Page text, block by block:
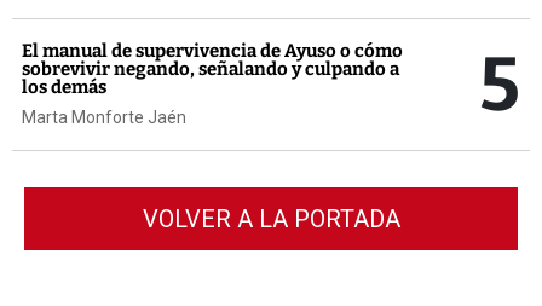
El manual de supervivencia de Ayuso o cómo
sobrevivir negando, señalando y culpando a
los demás
Marta Monforte Jaén 5
VOLVER A LA PORTADA